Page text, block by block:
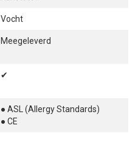
Vocht
Meegeleverd
✔
● ASL (Allergy Standards)
● CE